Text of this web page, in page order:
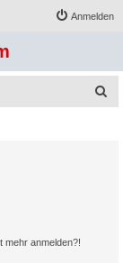
Anmelden
mehr anmelden?!